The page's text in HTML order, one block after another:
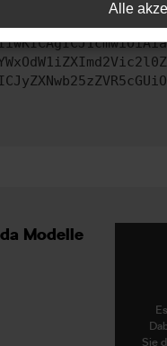
Modelle
Sie
Alle